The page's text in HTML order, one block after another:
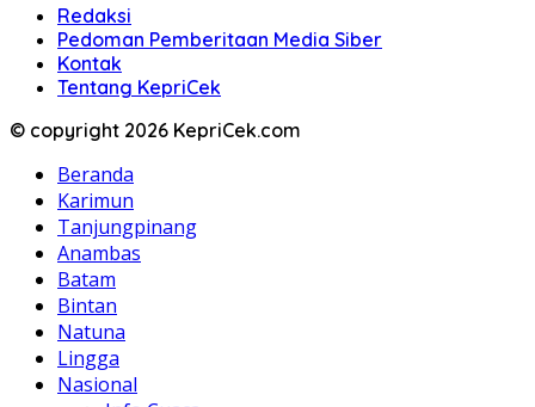
Redaksi
Pedoman Pemberitaan Media Siber
Kontak
Tentang KepriCek
© copyright 2026 KepriCek.com
Beranda
Karimun
Tanjungpinang
Anambas
Batam
Bintan
Natuna
Lingga
Nasional